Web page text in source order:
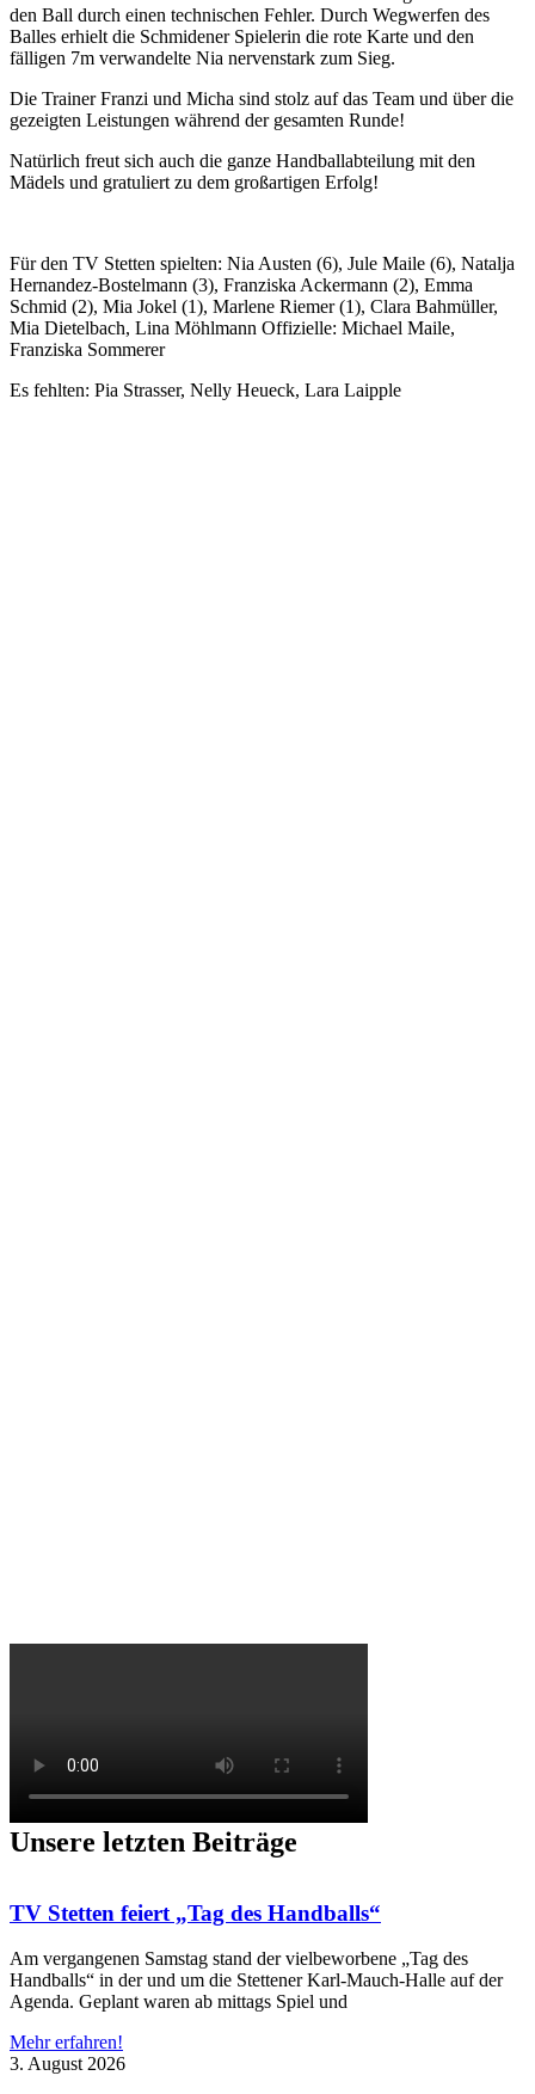
den Ball durch einen technischen Fehler. Durch Wegwerfen des
Balles erhielt die Schmidener Spielerin die rote Karte und den
fälligen 7m verwandelte Nia nervenstark zum Sieg.
Die Trainer Franzi und Micha sind stolz auf das Team und über die
gezeigten Leistungen während der gesamten Runde!
Natürlich freut sich auch die ganze Handballabteilung mit den
Mädels und gratuliert zu dem großartigen Erfolg!
Für den TV Stetten spielten: Nia Austen (6), Jule Maile (6), Natalja
Hernandez-Bostelmann (3), Franziska Ackermann (2), Emma
Schmid (2), Mia Jokel (1), Marlene Riemer (1), Clara Bahmüller,
Mia Dietelbach, Lina Möhlmann Offizielle: Michael Maile,
Franziska Sommerer
Es fehlten: Pia Strasser, Nelly Heueck, Lara Laipple
Unsere letzten Beiträge
TV Stetten feiert „Tag des Handballs“
Am vergangenen Samstag stand der vielbeworbene „Tag des
Handballs“ in der und um die Stettener Karl-Mauch-Halle auf der
Agenda. Geplant waren ab mittags Spiel und
Mehr erfahren!
3. August 2026